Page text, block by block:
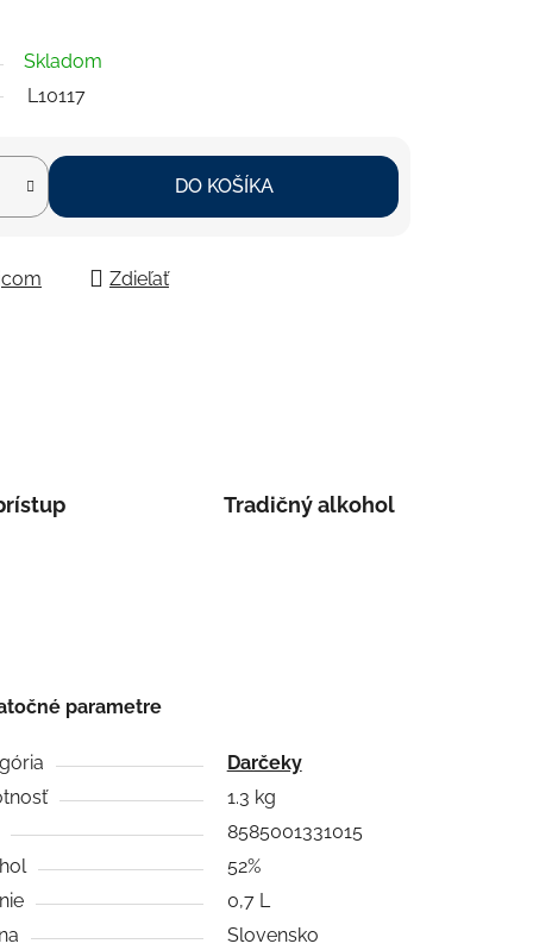
Skladom
L10117
DO KOŠÍKA
Zdieľať
Tradičný alkohol
parametre
Darčeky
1.3 kg
8585001331015
52%
0,7 L
Slovensko